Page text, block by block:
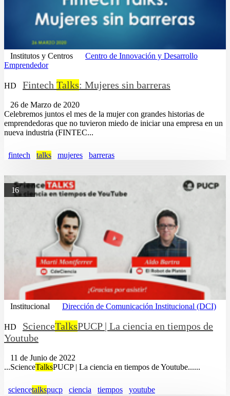
Institutos y Centros
Centro de Innovación y Desarrollo
Emprendedor
HD Fintech Talks: Mujeres sin barreras
26 de Marzo de 2020
Celebremos juntos el mes de la mujer con grandes historias de
emprendedoras que no tuvieron miedo de iniciar una empresa en un
nueva industria (FINTEC...
fintech talks mujeres barreras
16
Institucional Dirección de Comunicación Institucional (DCI)
HD ScienceTalksPUCP | La ciencia en tiempos de
Youtube
11 de Junio de 2022
...ScienceTalksPUCP | La ciencia en tiempos de Youtube......
sciencetalkspucp ciencia tiempos youtube